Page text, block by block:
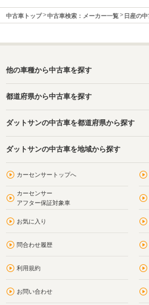
中古車トップ 中古車検索：メーカー一覧 日産の
他の車種から中古車を探す
都道府県から中古車を探す
ダットサンの中古車を都道府県から探す
ダットサンの中古車を地域から探す
カーセンサートップへ
カーセンサー
アフター保証対象車
お気に入り
問合わせ履歴
利用規約
お問い合わせ